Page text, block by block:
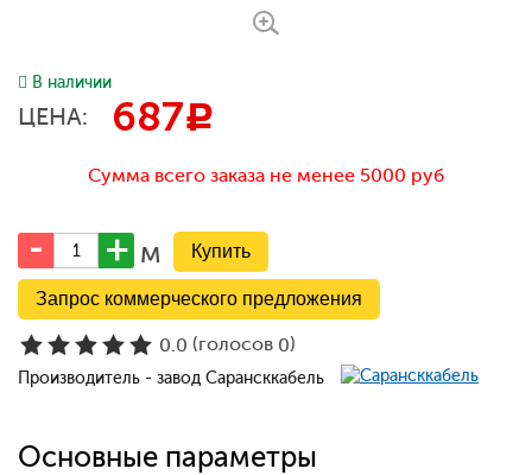
В наличии
ЦЕНА: 687c
Сумма всего заказа не менее 5000 руб
м
Запрос коммерческого предложения
0.0 (голосов 0)
Производитель - завод Сарансккабель
Основные параметры